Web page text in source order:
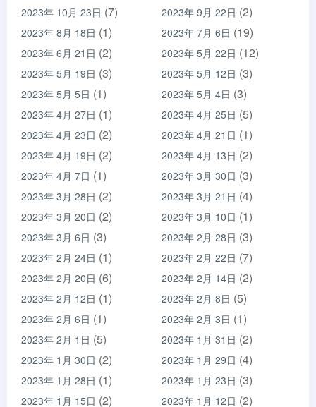
2023年 10月 23日 (7) 2023年 9月 22日 (2)
2023年 8月 18日 (1) 2023年 7月 6日 (19)
2023年 6月 21日 (2) 2023年 5月 22日 (12)
2023年 5月 19日 (3) 2023年 5月 12日 (3)
2023年 5月 5日 (1) 2023年 5月 4日 (3)
2023年 4月 27日 (1) 2023年 4月 25日 (5)
2023年 4月 23日 (2) 2023年 4月 21日 (1)
2023年 4月 19日 (2) 2023年 4月 13日 (2)
2023年 4月 7日 (1) 2023年 3月 30日 (3)
2023年 3月 28日 (2) 2023年 3月 21日 (4)
2023年 3月 20日 (2) 2023年 3月 10日 (1)
2023年 3月 6日 (3) 2023年 2月 28日 (3)
2023年 2月 24日 (1) 2023年 2月 22日 (7)
2023年 2月 20日 (6) 2023年 2月 14日 (2)
2023年 2月 12日 (1) 2023年 2月 8日 (5)
2023年 2月 6日 (1) 2023年 2月 3日 (1)
2023年 2月 1日 (5) 2023年 1月 31日 (2)
2023年 1月 30日 (2) 2023年 1月 29日 (4)
2023年 1月 28日 (1) 2023年 1月 23日 (3)
2023年 1月 15日 (2) 2023年 1月 12日 (2)